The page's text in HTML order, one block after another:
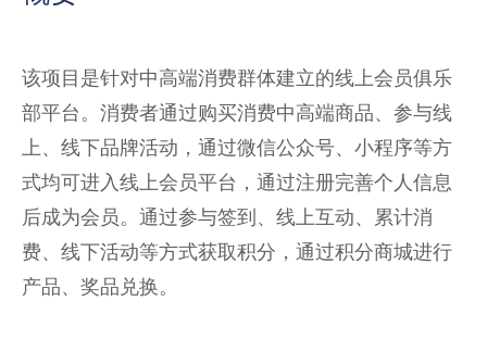
该项目是针对中高端消费群体建立的线上会员俱乐
部平台。消费者通过购买消费中高端商品、参与线
上、线下品牌活动，通过微信公众号、小程序等方
式均可进入线上会员平台，通过注册完善个人信息
后成为会员。通过参与签到、线上互动、累计消
费、线下活动等方式获取积分，通过积分商城进行
产品、奖品兑换。